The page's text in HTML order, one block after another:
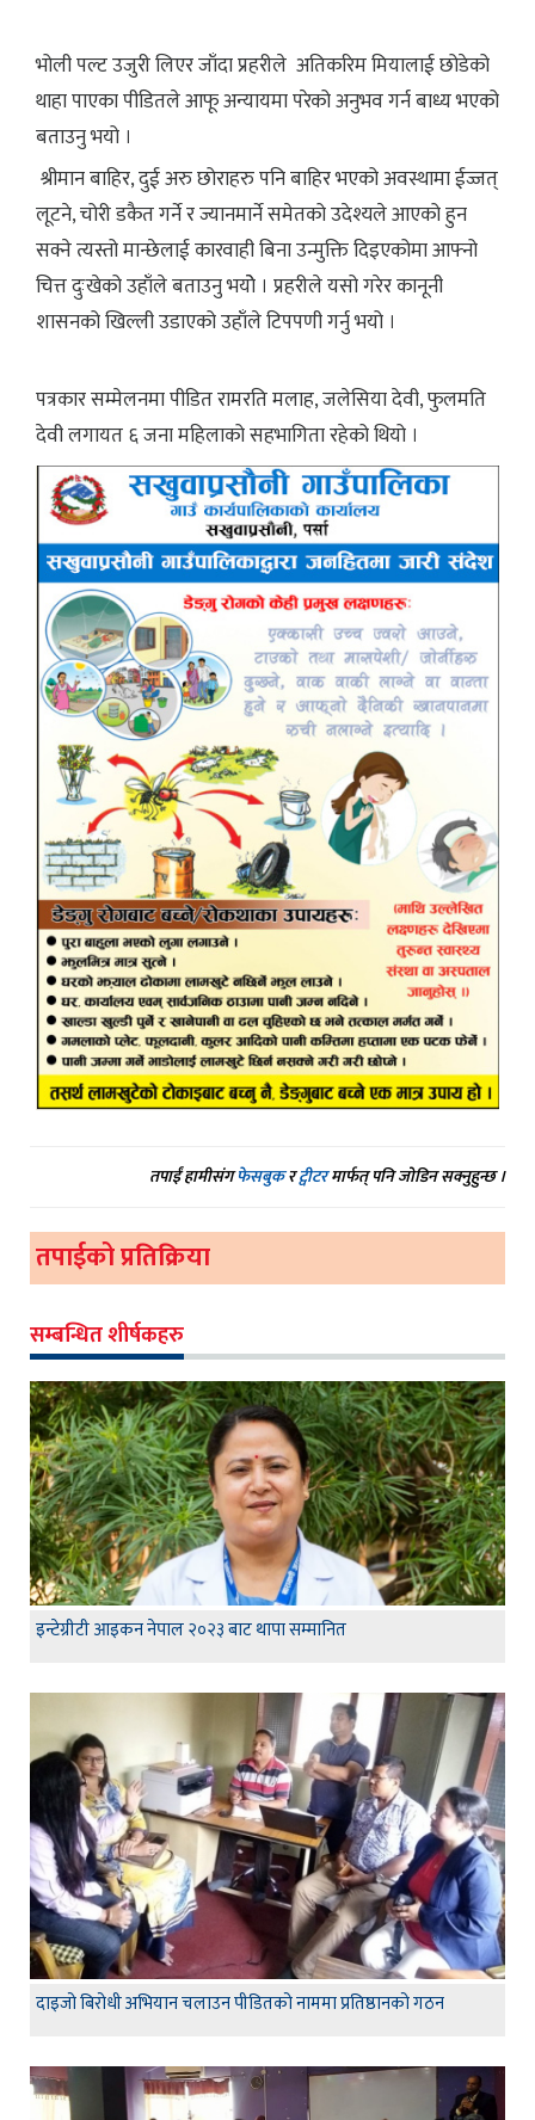
भोली पल्ट उजुरी लिएर जाँदा प्रहरीले अतिकरिम मियालाई छोडेको
थाहा पाएका पीडितले आफू अन्यायमा परेको अनुभव गर्न बाध्य भएको
बताउनु भयो ।
श्रीमान बाहिर, दुई अरु छोराहरु पनि बाहिर भएको अवस्थामा ईज्जत्
लूटने, चोरी डकैत गर्ने र ज्यानमार्ने समेतको उदेश्यले आएको हुन
सक्ने त्यस्तो मान्छेलाई कारवाही बिना उन्मुक्ति दिइएकोमा आफ्नो
चित्त दुःखेको उहाँले बताउनु भयोे । प्रहरीले यसो गरेर कानूनी
शासनको खिल्ली उडाएको उहाँले टिपपणी गर्नु भयो ।
पत्रकार सम्मेलनमा पीडित रामरति मलाह, जलेसिया देवी, फुलमति
देवी लगायत ६ जना महिलाको सहभागिता रहेको थियो ।
तपाईं हामीसंगफेसबुकरट्वीटरमार्फत् पनि जोडिन सक्नुहुन्छ ।
तपाईको प्रतिक्रिया
सम्बन्धित शीर्षकहरु
इन्टेग्रीटी आइकन नेपाल २०२३ बाट थापा सम्मानित
दाइजो बिरोधी अभियान चलाउन पीडितको नाममा प्रतिष्ठानको गठन